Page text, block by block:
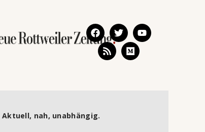
Aktuell, nah, unabhängig.